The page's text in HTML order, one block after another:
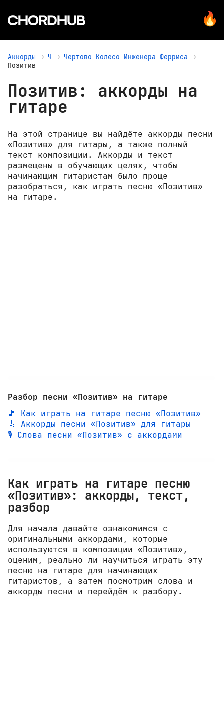
Аккорды Ч
Чертово Колесо Инженера Ферриса
Позитив
Позитив: аккорды на
гитаре
На этой странице вы найдёте аккорды песни
«Позитив» для гитары, а также полный
текст композиции. Аккорды и текст
размещены в обучающих целях, чтобы
начинающим гитаристам было проще
разобраться, как играть песню «Позитив»
на гитаре.
Разбор песни «Позитив» на гитаре
🎵 Как играть на гитаре песню «Позитив»
🎸 Аккорды песни «Позитив» для гитары
🎙️ Слова песни «Позитив» с аккордами
Как играть на гитаре песню
«Позитив»: аккорды, текст,
разбор
Для начала давайте ознакомимся с
оригинальными аккордами, которые
используются в композиции «Позитив»,
оценим, реально ли научиться играть эту
песню на гитаре для начинающих
гитаристов, а затем посмотрим слова и
аккорды песни и перейдём к разбору.